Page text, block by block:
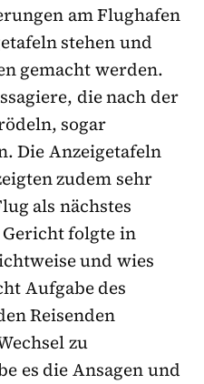
am Flughafen
stehen und
gemacht werden.
die nach der
sogar
Die Anzeigetafeln
zudem sehr
als nächstes
folgte in
und wies
Aufgabe des
Reisenden
zu
es die Ansagen und